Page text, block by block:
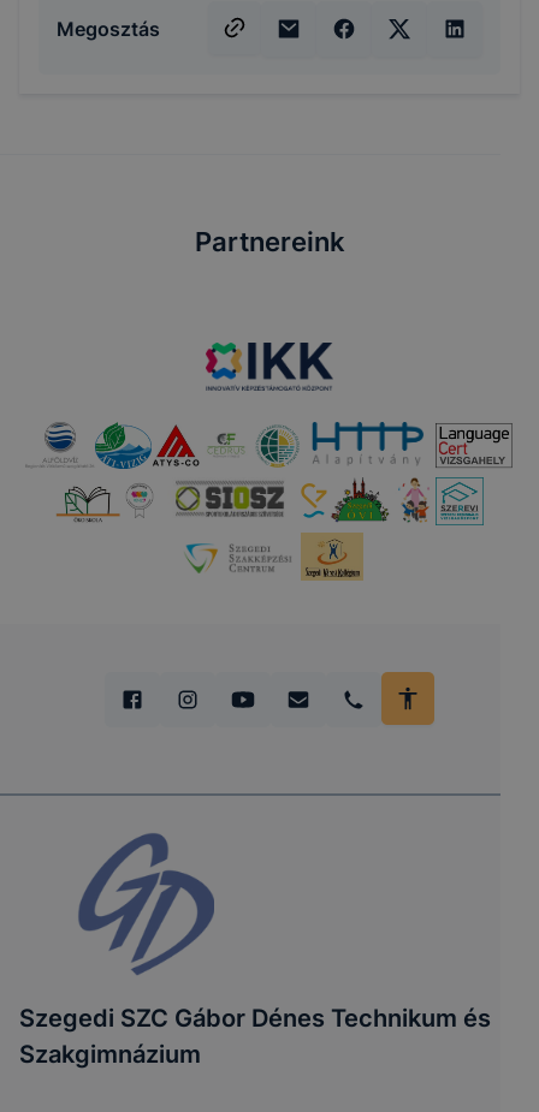
Megosztás
Partnereink
Szegedi SZC Gábor Dénes Technikum és
Szakgimnázium